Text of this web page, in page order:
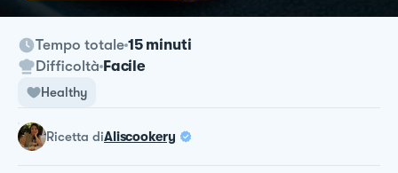
Tempo totale 15 minuti
Difficoltà Facile
Healthy
ricetta diAliscookery